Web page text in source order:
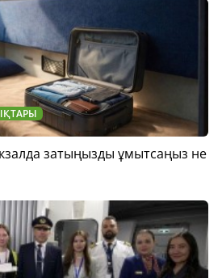
затыңызды ұмытсаңыз не